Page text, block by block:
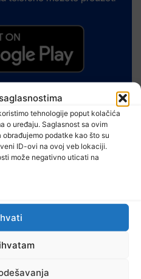
tehnologije poput kolačića
o uređaju. Saglasnost sa ovim
podatke kao što su
ID-ovi na ovoj veb lokaciji.
može negativno uticati na